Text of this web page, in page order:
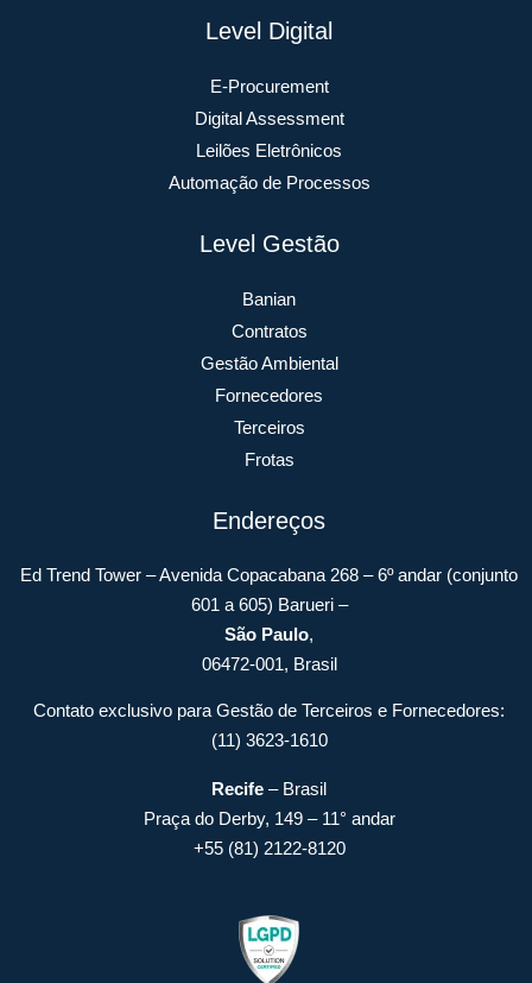
Level Digital
E-Procurement
Digital Assessment
Leilões Eletrônicos
Automação de Processos
Level Gestão
Banian
Contratos
Gestão Ambiental
Fornecedores
Terceiros
Frotas
Endereços
Ed Trend Tower – Avenida Copacabana 268 – 6º andar (conjunto
601 a 605) Barueri –
São Paulo,
06472-001, Brasil
Contato exclusivo para Gestão de Terceiros e Fornecedores:
(11) 3623-1610
Recife – Brasil
Praça do Derby, 149 – 11° andar
+55 (81) 2122-8120